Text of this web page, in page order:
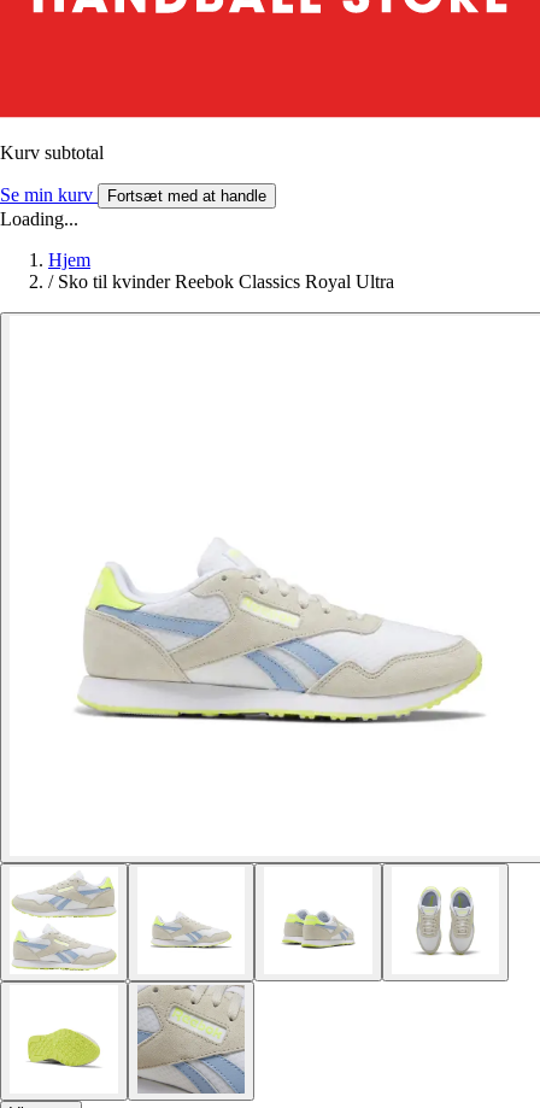
Kurv subtotal
Se min kurv Fortsæt med at handle
Loading...
Hjem
/ Sko til kvinder Reebok Classics Royal Ultra